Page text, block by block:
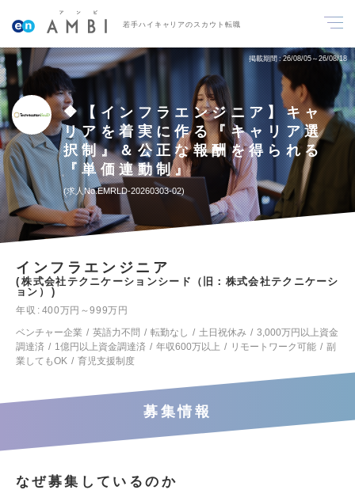
若手ハイキャリアのスカウト転職
掲載期間 26/08/05～26/08/18
🔶【インフラエンジニア】キャ
リアを着実に作る『キャリア選
択制』＆公正な報酬を得られる
『単価連動制』
求人No.EMRLD-20260303-02
インフラエンジニア
株式会社テクニケーションシード（旧：株式会社テクニケーシ
ョン）
年収
400万円～999万円
ベンチャー企業
英語力不問 転勤なし 土日祝休み
3,000万円以上資金
調達済
1億円以上資金調達済 年収600万以上 リモートワーク可能
副
業してもOK
育児支援制度
募集情報
なぜ募集しているのか